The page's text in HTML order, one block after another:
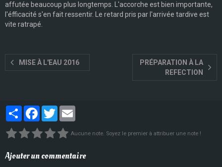
affutée beaucoup plus longtemps. L'accorche est bien importante,
l'éfficacité s'en fait ressentir. Le retard pris par l'arrivée tardive est
vite ratrapé.
MISE À L'EAU 2016
PRÉPARATION À LA
REFECTION
PartagerFacebook
Twitter
Aucune note. Soyez le premier à attribuer une note !
Ajouter un commentaire